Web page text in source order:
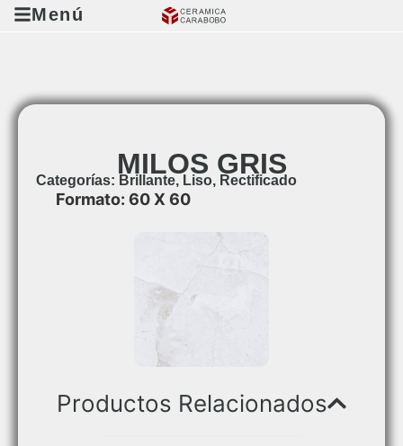
Menú
MILOS GRIS
Categorías: Brillante, Liso, Rectificado
Formato: 60 X 60
Productos Relacionados